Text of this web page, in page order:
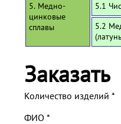
5. Медно-
цинковые
сплавы
5.1
5.2
Заказать
Количество изделий *
ФИО *